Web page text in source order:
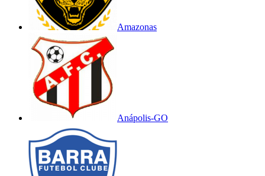
Amazonas
Anápolis-GO